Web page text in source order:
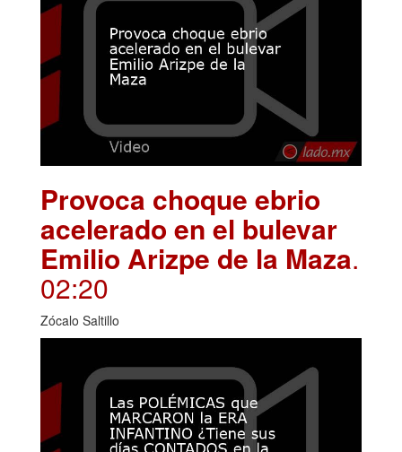
Provoca choque ebrio
acelerado en el bulevar
Emilio Arizpe de la Maza.
02:20
Zócalo Saltillo